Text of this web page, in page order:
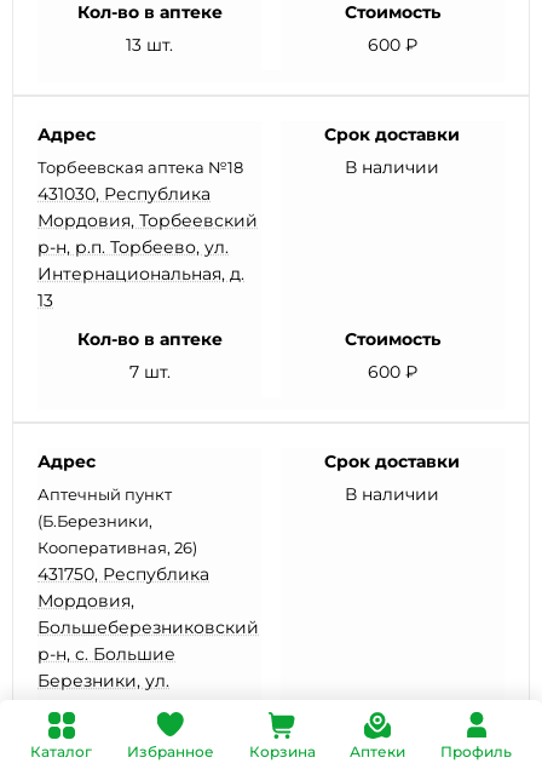
Каталог Избранное Корзина Аптеки Профиль
Кол-во в аптеке
13 шт.
Стоимость
600 ₽
Адрес
Торбеевская аптека №18
431030, Республика
Мордовия, Торбеевский
р-н, р.п. Торбеево, ул.
Интернациональная, д.
13
Срок доставки
В наличии
Кол-во в аптеке
7 шт.
Стоимость
600 ₽
Адрес
Аптечный пункт
(Б.Березники,
Кооперативная, 26)
431750, Республика
Мордовия,
Большеберезниковский
р-н, с. Большие
Березники, ул.
Кооперативная, д. 26
Срок доставки
В наличии
Кол-во в аптеке
Стоимость